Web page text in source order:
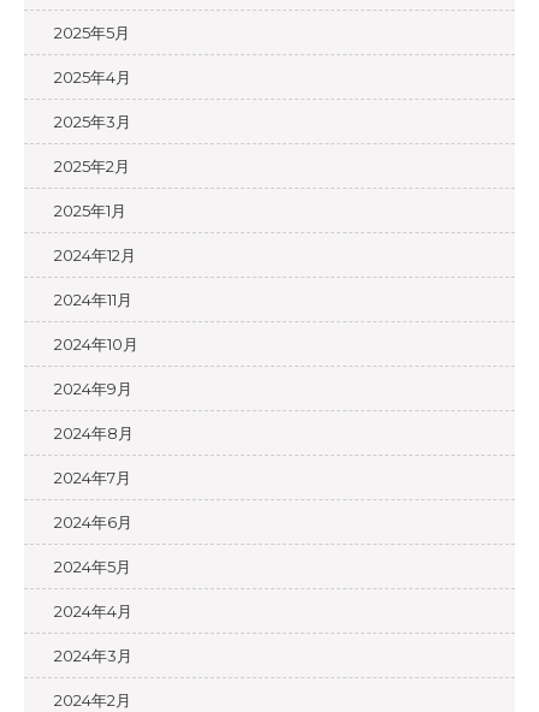
2025年5月
2025年4月
2025年3月
2025年2月
2025年1月
2024年12月
2024年11月
2024年10月
2024年9月
2024年8月
2024年7月
2024年6月
2024年5月
2024年4月
2024年3月
2024年2月